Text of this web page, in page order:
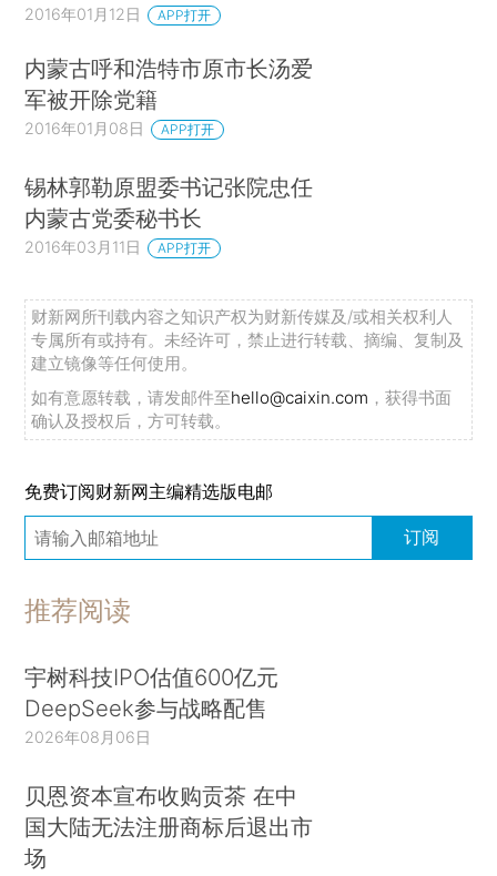
2016年01月12日 APP打开
内蒙古呼和浩特市原市长汤爱
军被开除党籍
2016年01月08日 APP打开
锡林郭勒原盟委书记张院忠任
内蒙古党委秘书长
2016年03月11日 APP打开
财新网所刊载内容之知识产权为财新传媒及/或相关权利人
专属所有或持有。未经许可，禁止进行转载、摘编、复制及
建立镜像等任何使用。
如有意愿转载，请发邮件至hello@caixin.com ，获得书面
确认及授权后，方可转载。
免费订阅财新网主编精选版电邮
订阅
推荐阅读
宇树科技IPO估值600亿元
DeepSeek参与战略配售
2026年08月06日
贝恩资本宣布收购贡茶 在中
国大陆无法注册商标后退出市
场